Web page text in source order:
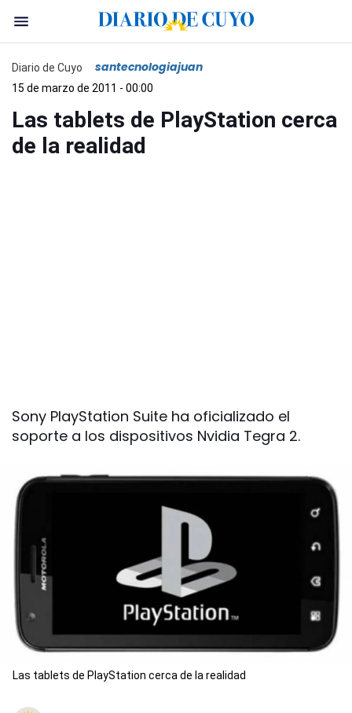
Diario de Cuyo santecnologiajuan
15 de marzo de 2011 - 00:00
Las tablets de PlayStation cerca
de la realidad
Sony PlayStation Suite ha oficializado el
soporte a los dispositivos Nvidia Tegra 2.
Las tablets de PlayStation cerca de la realidad